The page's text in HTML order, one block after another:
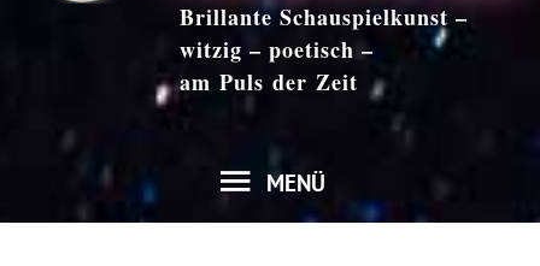
Brillante Schauspielkunst –
witzig – poetisch –
am Puls der Zeit
MENÜ
MENÜ